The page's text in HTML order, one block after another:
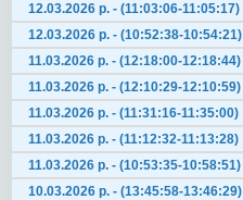
12.03.2026 р. - (11:03:06-11:05:17)
12.03.2026 р. - (10:52:38-10:54:21)
11.03.2026 р. - (12:18:00-12:18:44)
11.03.2026 р. - (12:10:29-12:10:59)
11.03.2026 р. - (11:31:16-11:35:00)
11.03.2026 р. - (11:12:32-11:13:28)
11.03.2026 р. - (10:53:35-10:58:51)
10.03.2026 р. - (13:45:58-13:46:29)